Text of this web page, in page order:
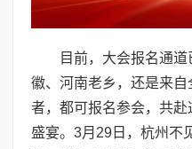
目前，大会报名通
徽、河南老乡，还是来
者，都可报名参会，共
盛宴。3月29日，杭州不